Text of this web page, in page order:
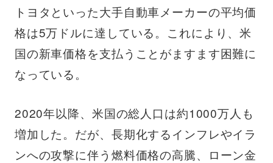
トヨタといった大手自動車メーカーの平均価
格は5万ドルに達している。これにより、米
国の新車価格を支払うことがますます困難に
なっている。
2020年以降、米国の総人口は約1000万人も
増加した。だが、長期化するインフレやイラ
ンへの攻撃に伴う燃料価格の高騰、ローン金